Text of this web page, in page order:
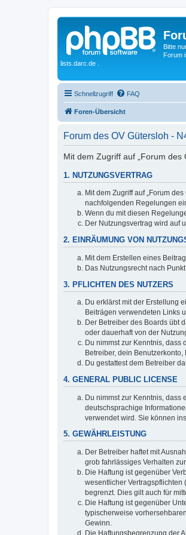
Bitte
Forum
lists.darc.de .
Schnellzugriff FAQ
Foren-Übersicht
Forum des OV Gütersloh -
Mit dem Zugriff auf „Forum
1. NUTZUNGSVERTRAG
Mit dem Zugriff auf „Forum
nachfolgenden Regelungen
Wenn du mit diesen
Der Nutzungsvertrag wird auf
2. EINRÄUMUNG VON
Mit dem Erstellen eines
Das Nutzungsrecht nach
3. PFLICHTEN DES NUTZERS
Du erklärst mit der Erstellung
Beiträgen verwendeten Links
Der Betreiber des Boards übt
oder dauerhaft von der
Du nimmst zur Kenntnis, dass
Betreiber, dein
Du gestattest dem Betreiber
4. GENERAL PUBLIC LICENSE
Du nimmst zur Kenntnis, dass
deutschsprachige
verwendet wird. Sie können
5. GEWÄHRLEISTUNG
Der Betreiber haftet mit
grob fahrlässiges Verhalten
Die Haftung ist gegenüber
wesentlicher
begrenzt. Dies gilt auch für
Die Haftung ist gegenüber
typischerweise
Gewinn.
Die Haftungsbegrenzung der